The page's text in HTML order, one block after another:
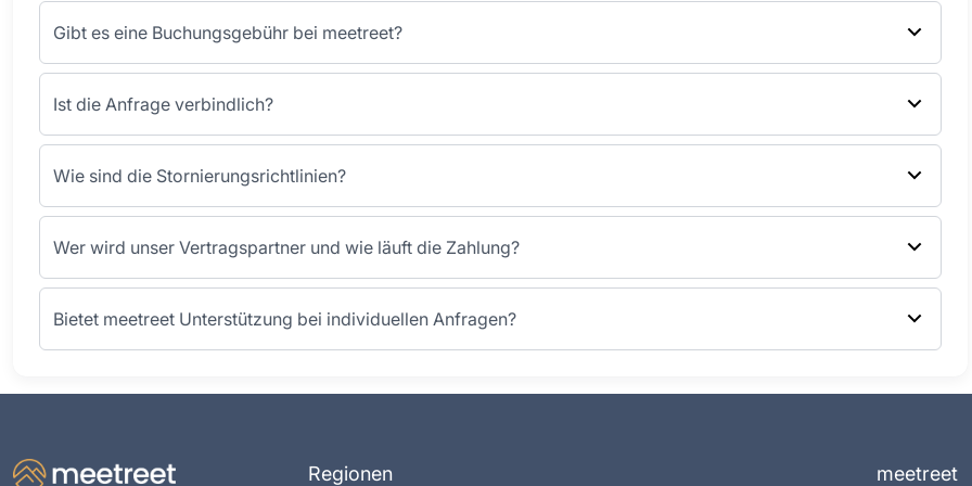
Gibt es eine Buchungsgebühr bei meetreet?
Ist die Anfrage verbindlich?
Wie sind die Stornierungsrichtlinien?
Wer wird unser Vertragspartner und wie läuft die Zahlung?
Bietet meetreet Unterstützung bei individuellen Anfragen?
Regionen meetreet